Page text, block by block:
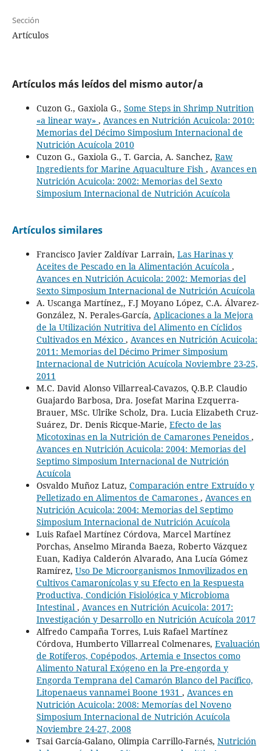
Sección
Artículos
Artículos más leídos del mismo autor/a
Cuzon G., Gaxiola G., Some Steps in Shrimp Nutrition
«a linear way» , Avances en Nutrición Acuicola: 2010:
Memorias del Décimo Simposium Internacional de
Nutrición Acuícola 2010
Cuzon G., Gaxiola G., T. Garcia, A. Sanchez, Raw
Ingredients for Marine Aquaculture Fish , Avances en
Nutrición Acuicola: 2002: Memorias del Sexto
Simposium Internacional de Nutrición Acuícola
Artículos similares
Francisco Javier Zaldívar Larrain, Las Harinas y
Aceites de Pescado en la Alimentación Acuícola ,
Avances en Nutrición Acuicola: 2002: Memorias del
Sexto Simposium Internacional de Nutrición Acuícola
A. Uscanga Martínez,, F.J Moyano López, C.A. Álvarez-
González, N. Perales-García, Aplicaciones a la Mejora
de la Utilización Nutritiva del Alimento en Cíclidos
Cultivados en México , Avances en Nutrición Acuicola:
2011: Memorias del Décimo Primer Simposium
Internacional de Nutrición Acuícola Noviembre 23-25,
2011
M.C. David Alonso Villarreal-Cavazos, Q.B.P. Claudio
Guajardo Barbosa, Dra. Josefat Marina Ezquerra-
Brauer, MSc. Ulrike Scholz, Dra. Lucia Elizabeth Cruz-
Suárez, Dr. Denis Ricque-Marie, Efecto de las
Micotoxinas en la Nutrición de Camarones Peneidos ,
Avances en Nutrición Acuicola: 2004: Memorias del
Septimo Simposium Internacional de Nutrición
Acuícola
Osvaldo Muñoz Latuz, Comparación entre Extruído y
Pelletizado en Alimentos de Camarones , Avances en
Nutrición Acuicola: 2004: Memorias del Septimo
Simposium Internacional de Nutrición Acuícola
Luis Rafael Martínez Córdova, Marcel Martínez
Porchas, Anselmo Miranda Baeza, Roberto Vázquez
Euan, Kadiya Calderón Alvarado, Ana Lucía Gómez
Ramírez, Uso De Microorganismos Inmovilizados en
Cultivos Camaronícolas y su Efecto en la Respuesta
Productiva, Condición Fisiológica y Microbioma
Intestinal , Avances en Nutrición Acuicola: 2017:
Investigación y Desarrollo en Nutrición Acuícola 2017
Alfredo Campaña Torres, Luis Rafael Martínez
Córdova, Humberto Villarreal Colmenares, Evaluación
de Rotíferos, Copépodos, Artemia e Insectos como
Alimento Natural Exógeno en la Pre-engorda y
Engorda Temprana del Camarón Blanco del Pacífico,
Litopenaeus vannamei Boone 1931 , Avances en
Nutrición Acuicola: 2008: Memorías del Noveno
Simposium Internacional de Nutrición Acuícola
Noviembre 24-27, 2008
Tsai García-Galano, Olimpia Carrillo-Farnés, Nutrición